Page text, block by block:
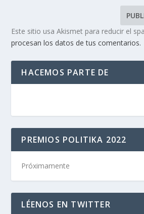
Este sitio usa Akismet para reducir el
procesan los datos de tus comentarios.
HACEMOS PARTE DE
PREMIOS POLITIKA 2022
Próximamente
LÉENOS EN TWITTER